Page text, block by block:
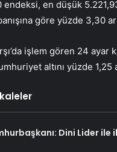
endeksi, en düşük
göre yüzde 3,30
işlem gören 24 ayar
altını yüzde
Dini Lider ile